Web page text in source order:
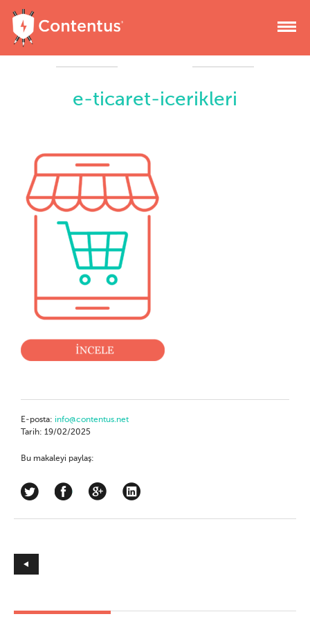
e-ticaret-icerikleri
E-posta: info@contentus.net
Tarih: 19/02/2025
Bu makaleyi paylaş: